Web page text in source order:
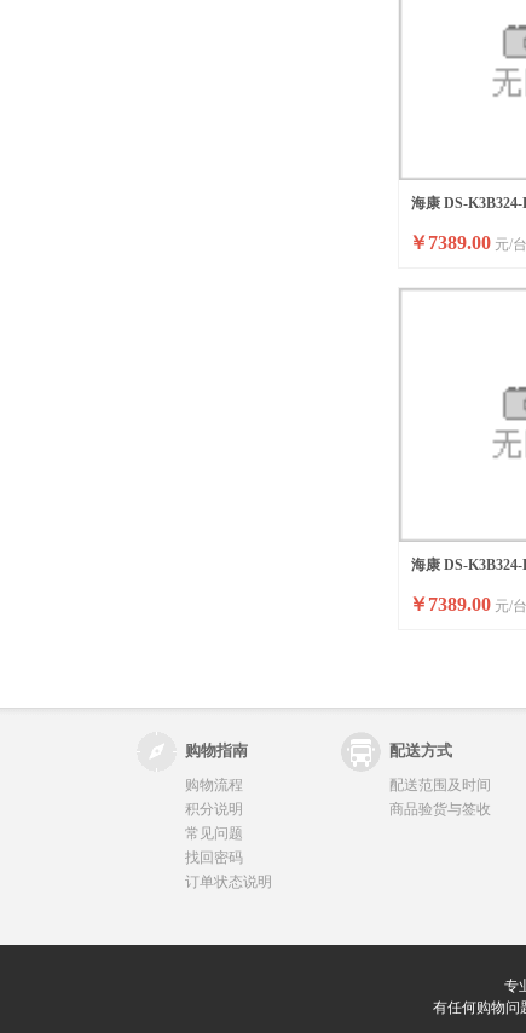
海康 DS-K3B324-
￥7389.00 元/台
海康 DS-K3B324-
￥7389.00 元/台
购物指南 配送方式
购物流程
积分说明
常见问题
找回密码
订单状态说明
配送范围及时间
商品验货与签收
专
有任何购物问